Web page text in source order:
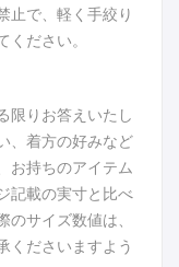
止で、軽く手絞り
ださい。
限りお答えいたし
、着方の好みなど
お持ちのアイテム
記載の実寸と比べ
サイズ数値は、
くださいますよう